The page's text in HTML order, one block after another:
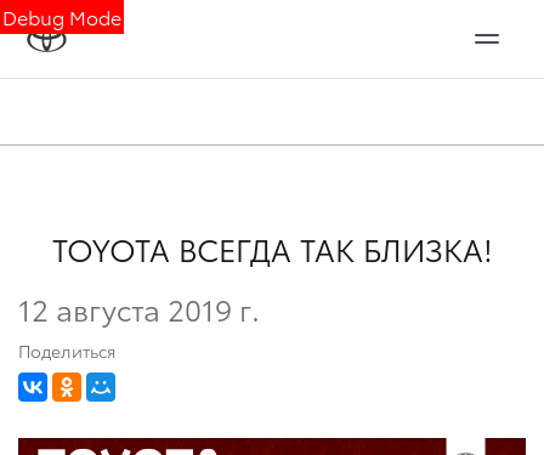
Debug Mode
TOYOTA ВСЕГДА ТАК БЛИЗКА!
12 августа 2019 г.
Поделиться